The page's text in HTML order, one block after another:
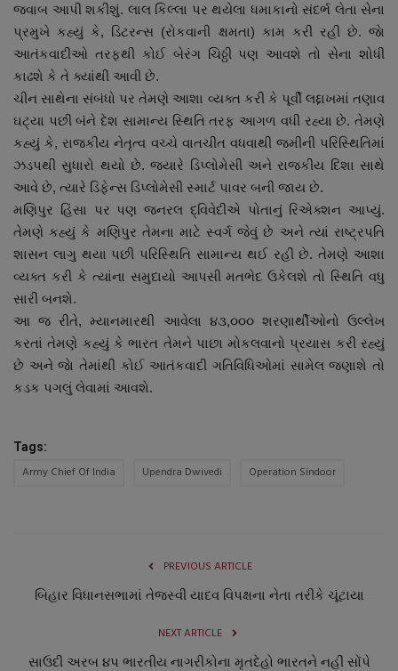
જવાબ આપી શકીશું. લાલ કિલ્લા પર થયેલા ધમાકાનો સંદર્ભ લેતા સેના
પ્રમુખે કહ્યું કે, ડિટરન્સ (રોકવાની ક્ષમતા) કામ કરી રહી છે. જાે
આતંકવાદીઓ તરફથી કોઈ બેરંગ ચિઠ્ઠી પણ આવશે તો સેના શોધી
કાઢશે કે તે ક્યાંથી આવી છે.
ચીન સાથેના સંબંધો પર તેમણે આશા વ્યક્ત કરી કે પૂર્વી લદ્દાખમાં તણાવ
ઘટ્યા પછી બંને દેશ સામાન્ય સ્થિતિ તરફ આગળ વધી રહ્યા છે. તેમણે
કહ્યું કે, રાજકીય નેતૃત્વ વચ્ચે વાતચીત વધવાથી જમીની પરિસ્થિતિમાં
ઝડપથી સુધારો થયો છે. જ્યારે ડિપ્લોમેસી અને રાજકીય દિશા સાથે
આવે છે, ત્યારે ડિફેન્સ ડિપ્લોમેસી સ્માર્ટ પાવર બની જાય છે.
મણિપુર હિંસા પર પણ જનરલ દ્વિવેદીએ પોતાનું રિએક્શન આપ્યું.
તેમણે કહ્યું કે મણિપુર તેમના માટે સ્વર્ગ જેવું છે અને ત્યાં રાષ્ટ્રપતિ
શાસન લાગુ થયા પછી પરિસ્થિતિ સામાન્ય થઈ રહી છે. તેમણે આશા
વ્યક્ત કરી કે ત્યાંના સમુદાયો આપસી મતભેદ ઉકેલશે તો સ્થિતિ વધુ
સારી બનશે.
આ જ રીતે, મ્યાનમારથી આવેલા ૪૩,૦૦૦ શરણાર્થીઓનો ઉલ્લેખ
કરતાં તેમણે કહ્યું કે ભારત તેમને પાછા મોકલવાનો પ્રયાસ કરી રહ્યું
છે અને જાે તેમાંથી કોઈ આતંકવાદી ગતિવિધિઓમાં સામેલ જણાશે તો
કડક પગલું લેવામાં આવશે.
Tags:
Army Chief Of India Upendra Dwivedi Operation Sindoor
PREVIOUS ARTICLE
બિહાર વિધાનસભામાં તેજસ્વી યાદવ વિપક્ષના નેતા તરીકે ચૂંટાયા
NEXT ARTICLE
સાઉદી અરબ ૪પ ભારતીય નાગરીકોના મૃતદેહો ભારતને નહીં સોંપે